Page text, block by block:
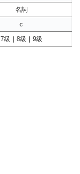
名詞
c
7級｜8級｜9級